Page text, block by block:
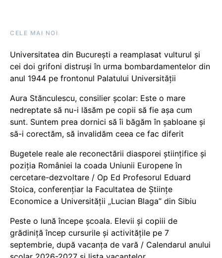
CELE MAI NOI
Universitatea din București a reamplasat vulturul și
cei doi grifoni distruși în urma bombardamentelor din
anul 1944 pe frontonul Palatului Universității
Aura Stănculescu, consilier școlar: Este o mare
nedreptate să nu-i lăsăm pe copii să fie așa cum
sunt. Suntem prea dornici să îi băgăm în șabloane și
să-i corectăm, să invalidăm ceea ce fac diferit
Bugetele reale ale reconectării diasporei științifice și
poziția României la coada Uniunii Europene în
cercetare-dezvoltare / Op Ed Profesorul Eduard
Stoica, conferențiar la Facultatea de Științe
Economice a Universității „Lucian Blaga” din Sibiu
Peste o lună începe școala. Elevii și copiii de
grădiniță încep cursurile și activitățile pe 7
septembrie, după vacanța de vară / Calendarul anului